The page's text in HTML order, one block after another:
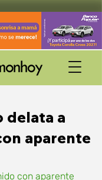
delata a
aparente
con aparente